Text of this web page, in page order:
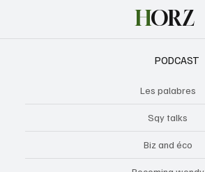
HORZ
PODCAST
Les palabres
Sqy talks
Biz and éco